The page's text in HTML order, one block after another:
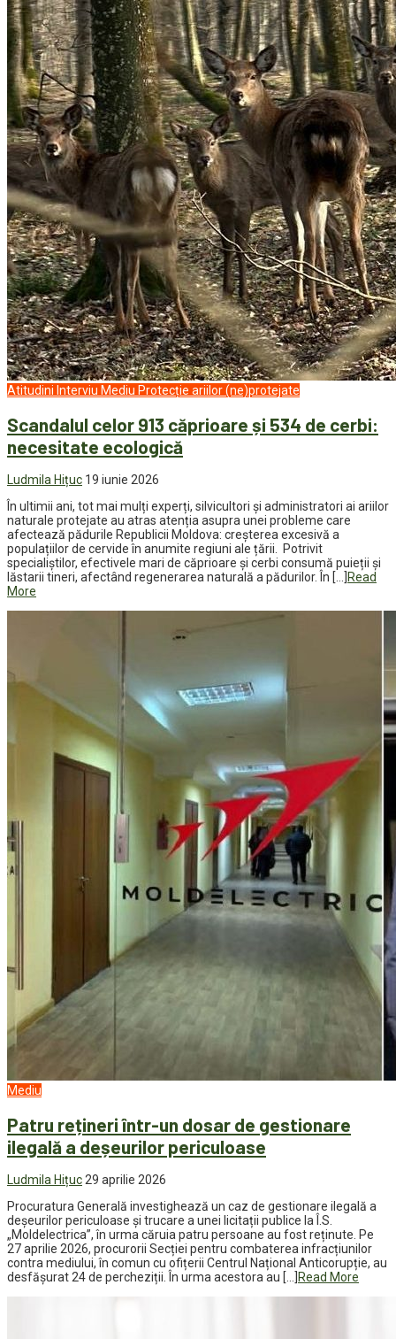
Atitudini Interviu Mediu Protecție ariilor (ne)protejate
Scandalul celor 913 căprioare și 534 de cerbi:
necesitate ecologică
Ludmila Hițuc 19 iunie 2026
În ultimii ani, tot mai mulți experți, silvicultori și administratori ai ariilor
naturale protejate au atras atenția asupra unei probleme care
afectează pădurile Republicii Moldova: creșterea excesivă a
populațiilor de cervide în anumite regiuni ale țării. Potrivit
specialiștilor, efectivele mari de căprioare și cerbi consumă puieții și
lăstarii tineri, afectând regenerarea naturală a pădurilor. În […] Read
More
Mediu
Patru rețineri într-un dosar de gestionare
ilegală a deșeurilor periculoase
Ludmila Hițuc 29 aprilie 2026
Procuratura Generală investighează un caz de gestionare ilegală a
deșeurilor periculoase și trucare a unei licitații publice la Î.S.
„Moldelectrica”, în urma căruia patru persoane au fost reținute. Pe
27 aprilie 2026, procurorii Secției pentru combaterea infracțiunilor
contra mediului, în comun cu ofițerii Centrul Național Anticorupție, au
desfășurat 24 de percheziții. În urma acestora au […]
Read More